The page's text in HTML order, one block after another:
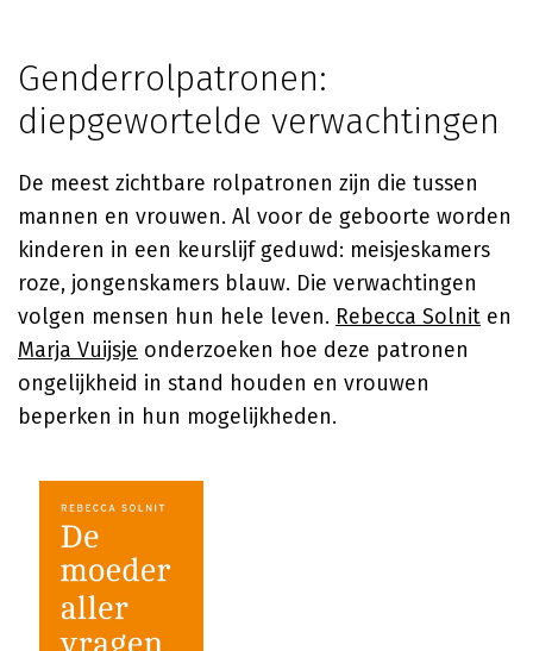
Genderrolpatronen:
diepgewortelde verwachtingen
De meest zichtbare rolpatronen zijn die tussen
mannen en vrouwen. Al voor de geboorte worden
kinderen in een keurslijf geduwd: meisjeskamers
roze, jongenskamers blauw. Die verwachtingen
volgen mensen hun hele leven. Rebecca Solnit en
Marja Vuijsje onderzoeken hoe deze patronen
ongelijkheid in stand houden en vrouwen
beperken in hun mogelijkheden.